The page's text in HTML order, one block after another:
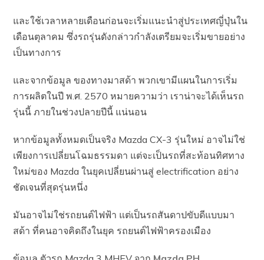
และใช้เวลาหลายเดือนก่อนจะเริ่มแนะนำสู่ประเทศญี่ปุ่นใน
เดือนตุลาคม ซึ่งรถรุ่นดังกล่าวกำลังเตรียมจะเริ่มขายอย่าง
เป็นทางการ
และจากข้อมูล ของทางมาสด้า พวกเขามีแผนในการเริ่ม
การผลิตในปี พ.ศ. 2570 หมายความว่า เราน่าจะได้เห็นรถ
รุ่นนี้ ภายในช่วงปลายปีนี้ แน่นอน
หากข้อมูลทั้งหมดเป็นจริง Mazda CX-3 รุ่นใหม่ อาจไม่ใช่
เพียงการเปลี่ยนโฉมธรรมดา แต่จะเป็นรถที่สะท้อนทิศทาง
ใหม่ของ Mazda ในยุคเปลี่ยนผ่านสู่ electrification อย่าง
ชัดเจนที่สุดรุ่นหนึ่ง
มันอาจไม่ใช่รถยนต์ไฟฟ้า แต่เป็นรถสันดาปขับดีแบบมา
สด้า ที่คนอาจคิดถึงในยุค รถยนต์ไฟฟ้าครองเมือง